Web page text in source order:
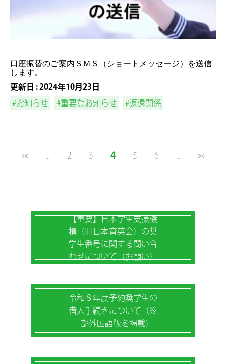
口座振替のご案内ＳＭＳ（ショートメッセージ）を送信
します。
更新日 : 2024年10月23日
#お知らせ
#重要なお知らせ #返還関係
«« 2 3 4 5 6 »»
【重要】日本学生支援機
構（旧日本育英会）の奨
学生番号に関する問い合
わせについて（お願い）
令和８年度予約奨学生の
借入手続きについて（※
一部外国語版を掲載）